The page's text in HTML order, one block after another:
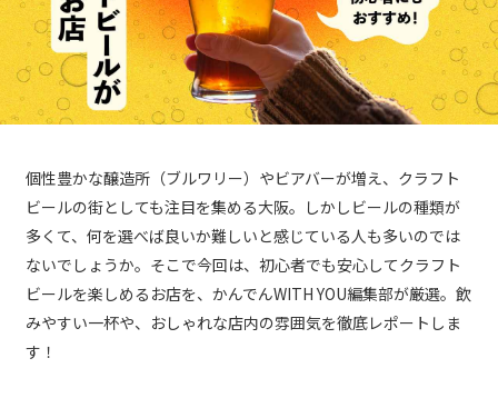
個性豊かな醸造所（ブルワリー）やビアバーが増え、クラフト
ビールの街としても注目を集める大阪。しかしビールの種類が
多くて、何を選べば良いか難しいと感じている人も多いのでは
ないでしょうか。そこで今回は、初心者でも安心してクラフト
ビールを楽しめるお店を、かんでんWITH YOU編集部が厳選。飲
みやすい一杯や、おしゃれな店内の雰囲気を徹底レポートしま
す！